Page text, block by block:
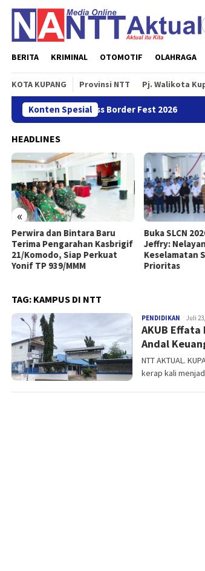
BERITA KRIMINAL OTOMOTIF OLAHRAGA
KOTA KUPANG Provinsi NTT Pj. Walikota
Konten Spesial
Sakti Cross Border Fest 2026
HEADLINES
«
Perwira dan Bintara Baru
Terima Pengarahan Kasbrigif
21/Komodo, Siap Perkuat
Yonif TP 939/MMM
Buka SLCN
Jeffry:
Keselamatan
Prioritas
TAG: KAMPUS DI NTT
PENDIDIKAN NTT
AKTUAL
Juli
AKUB Effata
Andal
NTT AKTUAL.
kerap kali